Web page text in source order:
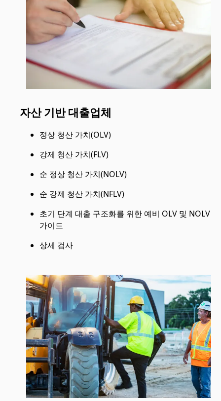
자산 기반 대출업체
정상 청산 가치(OLV)
강제 청산 가치(FLV)
순 정상 청산 가치(NOLV)
순 강제 청산 가치(NFLV)
초기 단계 대출 구조화를 위한 예비 OLV 및 NOLV
가이드
상세 검사